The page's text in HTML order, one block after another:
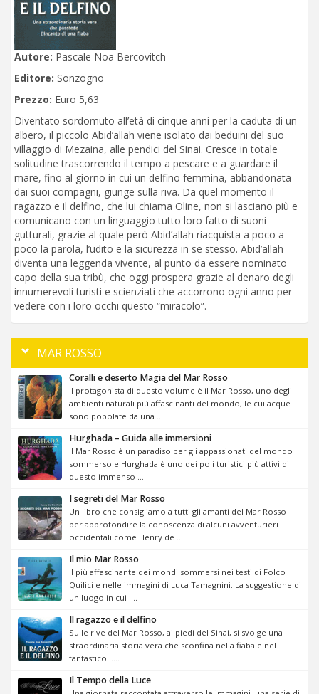
Autore: Pascale Noa Bercovitch
Editore: Sonzogno
Prezzo: Euro 5,63
Diventato sordomuto all’età di cinque anni per la caduta di un
albero, il piccolo Abid’allah viene isolato dai beduini del suo
villaggio di Mezaina, alle pendici del Sinai. Cresce in totale
solitudine trascorrendo il tempo a pescare e a guardare il
mare, fino al giorno in cui un delfino femmina, abbandonata
dai suoi compagni, giunge sulla riva. Da quel momento il
ragazzo e il delfino, che lui chiama Oline, non si lasciano più e
comunicano con un linguaggio tutto loro fatto di suoni
gutturali, grazie al quale però Abid’allah riacquista a poco a
poco la parola, l’udito e la sicurezza in se stesso. Abid’allah
diventa una leggenda vivente, al punto da essere nominato
capo della sua tribù, che oggi prospera grazie al denaro degli
innumerevoli turisti e scienziati che accorrono ogni anno per
vedere con i loro occhi questo “miracolo”.
MAR ROSSO
Coralli e deserto Magia del Mar Rosso
Il protagonista di questo volume è il Mar Rosso, uno degli
ambienti naturali più affascinanti del mondo, le cui acque
sono popolate da una ....
Hurghada – Guida alle immersioni
Il Mar Rosso è un paradiso per gli appassionati del mondo
sommerso e Hurghada è uno dei poli turistici più attivi di
questo immenso ....
I segreti del Mar Rosso
Un libro che consigliamo a tutti gli amanti del Mar Rosso
per approfondire la conoscenza di alcuni avventurieri
occidentali come Henry de ....
Il mio Mar Rosso
Il più affascinante dei mondi sommersi nei testi di Folco
Quilici e nelle immagini di Luca Tamagnini. La suggestione di
un luogo in cui ....
Il ragazzo e il delfino
Sulle rive del Mar Rosso, ai piedi del Sinai, si svolge una
straordinaria storia vera che sconfina nella fiaba e nel
fantastico. ....
Il Tempo della Luce